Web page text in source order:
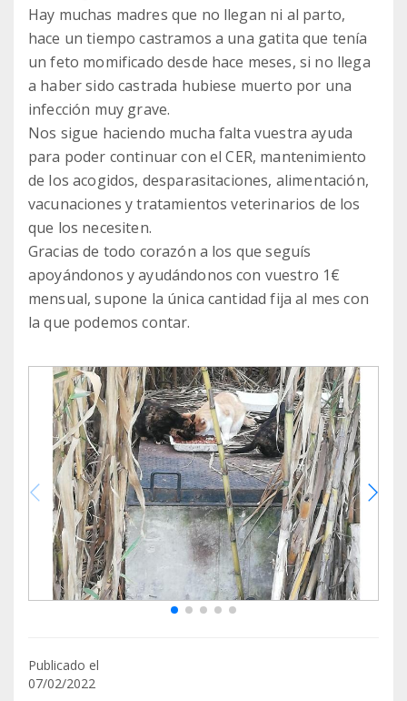
Hay muchas madres que no llegan ni al parto,
hace un tiempo castramos a una gatita que tenía
un feto momificado desde hace meses, si no llega
a haber sido castrada hubiese muerto por una
infección muy grave.
Nos sigue haciendo mucha falta vuestra ayuda
para poder continuar con el CER, mantenimiento
de los acogidos, desparasitaciones, alimentación,
vacunaciones y tratamientos veterinarios de los
que los necesiten.
Gracias de todo corazón a los que seguís
apoyándonos y ayudándonos con vuestro 1€
mensual, supone la única cantidad fija al mes con
la que podemos contar.
Publicado el
07/02/2022